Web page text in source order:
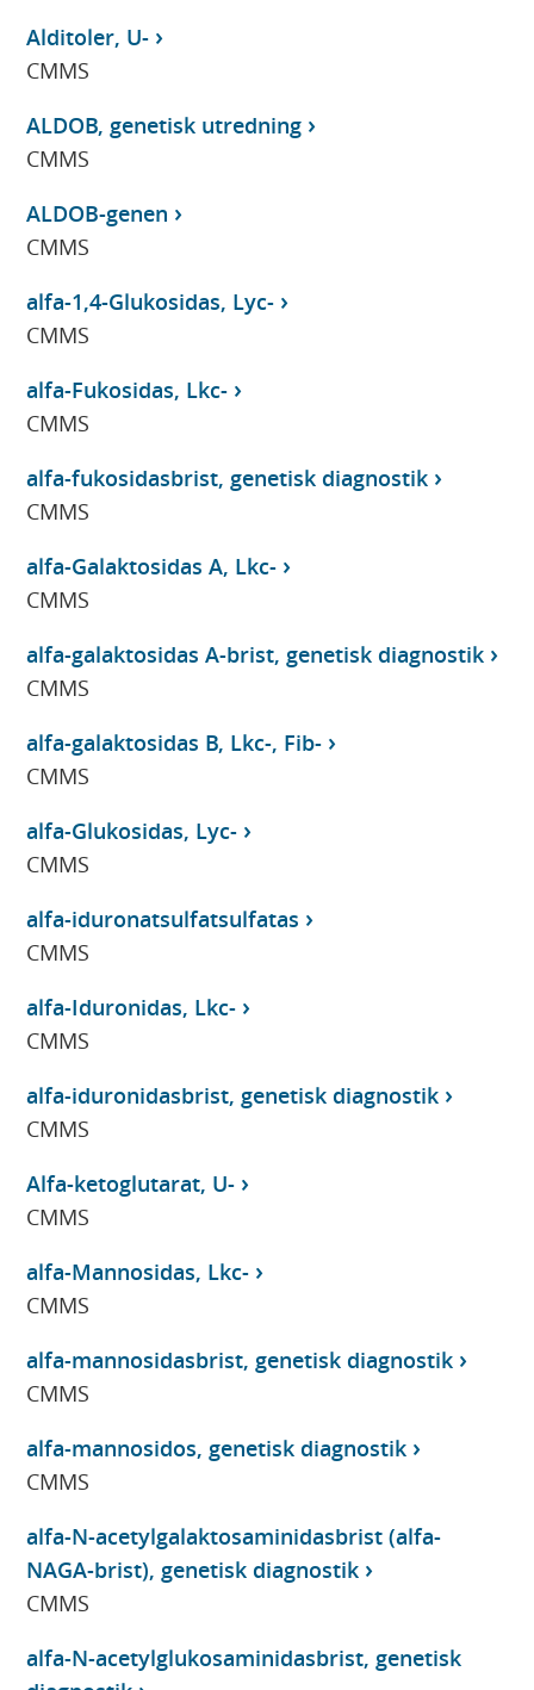
Alditoler, U-
CMMS
ALDOB, genetisk utredning
CMMS
ALDOB-genen
CMMS
alfa-1,4-Glukosidas, Lyc-
CMMS
alfa-Fukosidas, Lkc-
CMMS
alfa-fukosidasbrist, genetisk diagnostik
CMMS
alfa-Galaktosidas A, Lkc-
CMMS
alfa-galaktosidas A-brist, genetisk diagnostik
CMMS
alfa-galaktosidas B, Lkc-, Fib-
CMMS
alfa-Glukosidas, Lyc-
CMMS
alfa-iduronatsulfatsulfatas
CMMS
alfa-Iduronidas, Lkc-
CMMS
alfa-iduronidasbrist, genetisk diagnostik
CMMS
Alfa-ketoglutarat, U-
CMMS
alfa-Mannosidas, Lkc-
CMMS
alfa-mannosidasbrist, genetisk diagnostik
CMMS
alfa-mannosidos, genetisk diagnostik
CMMS
alfa-N-acetylgalaktosaminidasbrist (alfa-
NAGA-brist), genetisk diagnostik
CMMS
alfa-N-acetylglukosaminidasbrist, genetisk